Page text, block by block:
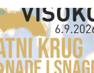
10:33